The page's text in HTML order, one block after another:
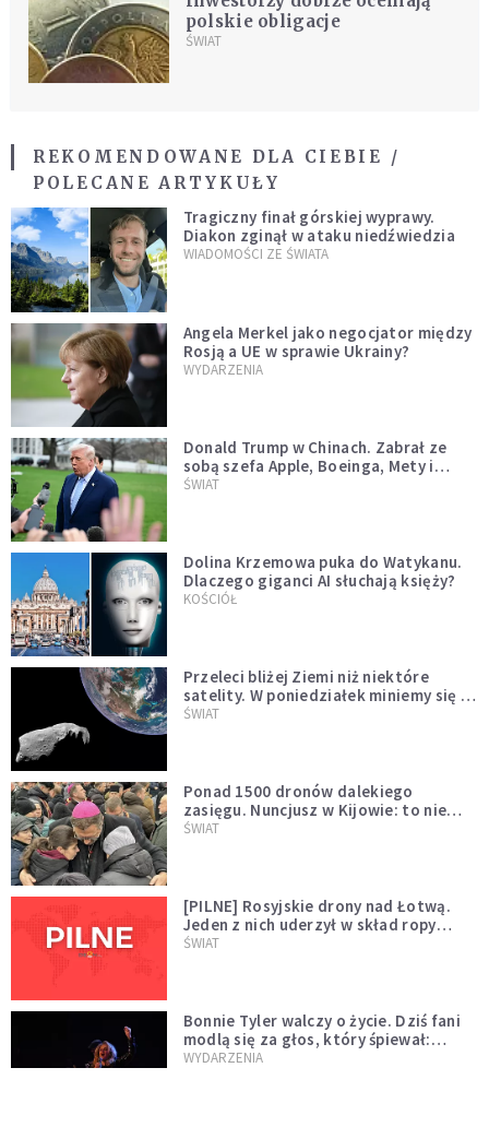
polskie obligacje
ŚWIAT
REKOMENDOWANE DLA CIEBIE /
POLECANE ARTYKUŁY
Tragiczny finał górskiej wyprawy.
Diakon zginął w ataku niedźwiedzia
WIADOMOŚCI ZE ŚWIATA
Angela Merkel jako negocjator między
Rosją a UE w sprawie Ukrainy?
WYDARZENIA
Donald Trump w Chinach. Zabrał ze
sobą szefa Apple, Boeinga, Mety i
Muska
ŚWIAT
Dolina Krzemowa puka do Watykanu.
Dlaczego giganci AI słuchają księży?
KOŚCIÓŁ
Przeleci bliżej Ziemi niż niektóre
satelity. W poniedziałek miniemy się z
asteroidą, która poprzedzi znacznie
ŚWIAT
Ponad 1500 dronów dalekiego
zasięgu. Nuncjusz w Kijowie: to nie
wygląda na wolę zakończenia wojny
ŚWIAT
[PILNE] Rosyjskie drony nad Łotwą.
Jeden z nich uderzył w skład ropy
naftowej
ŚWIAT
Bonnie Tyler walczy o życie. Dziś fani
modlą się za głos, który śpiewał:
"Lord, help me"
WYDARZENIA